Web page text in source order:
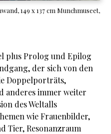
149 x 137 cm Munchmuseet,
plus Prolog und Epilog
der sich von den
Doppelporträts,
anderes immer weiter
des Weltalls
wie Frauenbilder,
Tier, Resonanzraum